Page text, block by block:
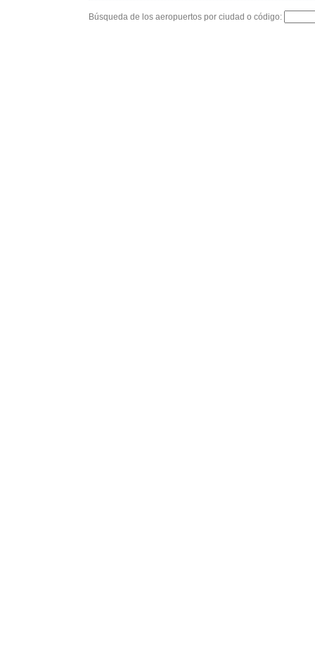
Búsqueda de los aeropuertos por ciudad o código: